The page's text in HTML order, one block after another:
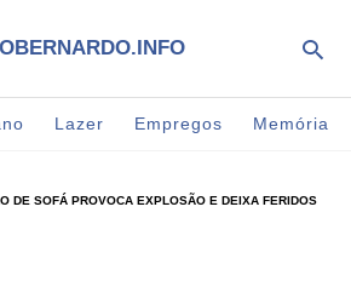
Lazer Empregos Memória
DE SOFÁ PROVOCA EXPLOSÃO E DEIXA FERIDOS